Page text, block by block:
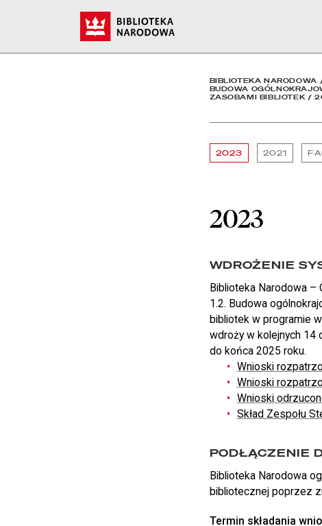
2023 - Biblioteka
BIBLIOTEKA NARODOWA
BUDOWA
ZASOBAMI BIBLIOTEK/
2023 2021
2023
WDROŻENIE
Biblioteka Narodowa –
1.2. Budowa
bibliotek w programie
wdroży w kolejnych 14
do końca 2025 roku.
Wnioski
Wnioski
Wnioski
Skład Zespołu
PODŁĄCZENIE
Biblioteka Narodowa
bibliotecznej poprzez
Termin składania